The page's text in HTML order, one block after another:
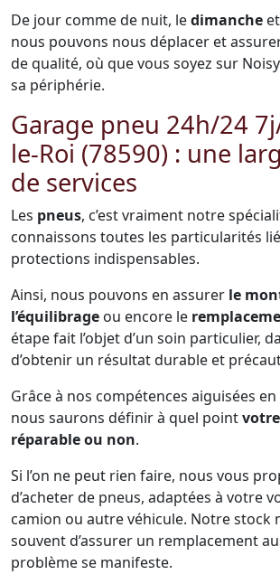
De jour comme de nuit, ledimanche et
nous pouvons nous déplacer et
de qualité, où que vous soyez sur
sa périphérie.
Garage pneu 24h/24
le-Roi (78590) : une
de services
Les pneus, c’est vraiment notre
connaissons toutes les particularités
protections indispensables.
Ainsi, nous pouvons en assurer le
l’équilibrage ou encore le
étape fait l’objet d’un soin particulier,
d’obtenir un résultat durable et
Grâce à nos compétences aiguisées en
nous saurons définir à quel point
réparable ou non.
Si l’on ne peut rien faire, nous vous
d’acheter de pneus, adaptées à votre
camion ou autre véhicule. Notre stock
souvent d’assurer un remplacement
problème se manifeste.